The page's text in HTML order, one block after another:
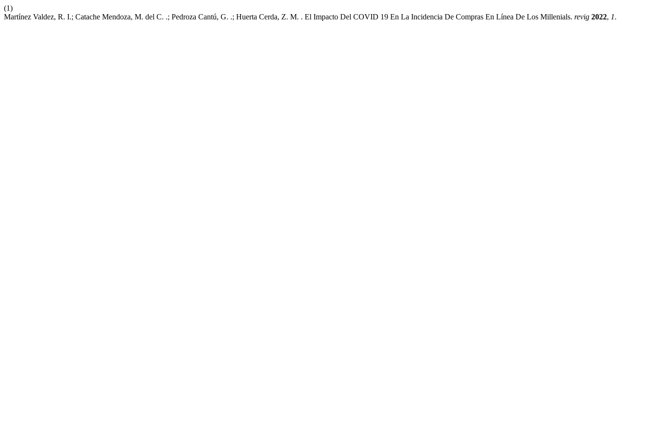
(1)
Martínez Valdez, R. I.; Catache Mendoza, M. del C. .; Pedroza Cantú, G. .; Huerta Cerda, Z. M. . El Impacto Del COVID 19 En La Incidencia De Compras En Línea De Los Millenials. revig 2022, 1.